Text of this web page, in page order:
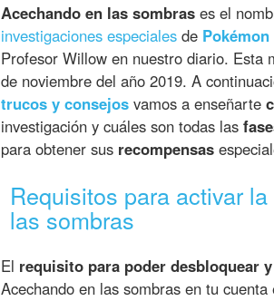
Acechando en las sombras es el
investigaciones especiales de Pokémon
Profesor Willow en nuestro diario. Esta
de noviembre del año 2019. A
trucos y consejos vamos a enseñarte
investigación y cuáles son todas las
para obtener sus recompensas
Requisitos para activar
las sombras
El requisito para poder desbloquear
Acechando en las sombras en tu